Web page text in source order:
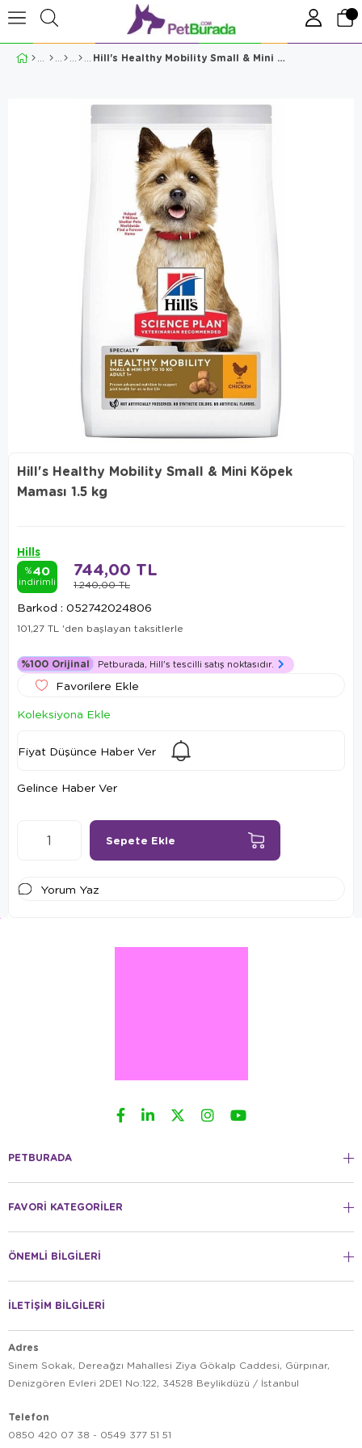
Hill's Healthy Mobility Small & Mini Köpek Maması 1.5 kg
Hill's Healthy Mobility Small & Mini Köpek
Maması 1.5 kg
Hills
%40
indirimli 1.240,00 TL
744,00 TL
Barkod : 052742024806
101,27 TL 'den başlayan taksitlerle
%100 Orijinal Petburada, Hill's tescilli satış noktasıdır.
Favorilere Ekle
Koleksiyona Ekle
Fiyat Düşünce Haber Ver
Gelince Haber Ver
Yorum Yaz
PETBURADA
FAVORİ KATEGORİLER
ÖNEMLİ BİLGİLERİ
İLETİŞİM BİLGİLERİ
Adres
Sinem Sokak, Dereağzı Mahallesi Ziya Gökalp Caddesi, Gürpınar,
Denizgören Evleri 2DE1 No:122, 34528 Beylikdüzü / İstanbul
Telefon
0850 420 07 38 - 0549 377 51 51